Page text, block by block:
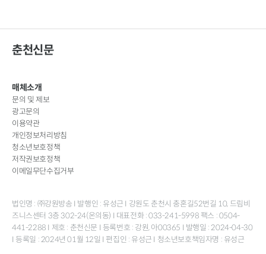
춘천신문
매체소개
문의 및 제보
광고문의
이용약관
개인정보처리방침
청소년보호정책
저작권보호정책
이메일무단수집거부
법인명 : ㈜강원방송 I 발행인 : 유성근 I 강원도 춘천시 충혼길52번길 10, 드림비
즈니스센터 3층 302-24(온의동) I 대표전화 : 033-241-5998 팩스 : 0504-
441-2288 I 제호 : 춘천신문 I 등록번호 : 강원, 아00365 I 발행일 : 2024-04-30
I 등록일 : 2024년 01월 12일 I 편집인 : 유성근 I 청소년보호책임자명 : 유성근